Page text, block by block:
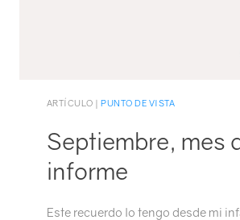
ARTÍCULO | PUNTO DE VISTA
Septiembre, mes
informe
Este recuerdo lo tengo desde mi